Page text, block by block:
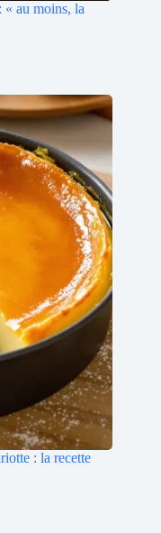
« au moins, la
: la recette